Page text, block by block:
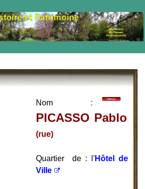
Nom :
PICASSO Pablo
(rue)
Quartier de : l'Hôtel de
Ville